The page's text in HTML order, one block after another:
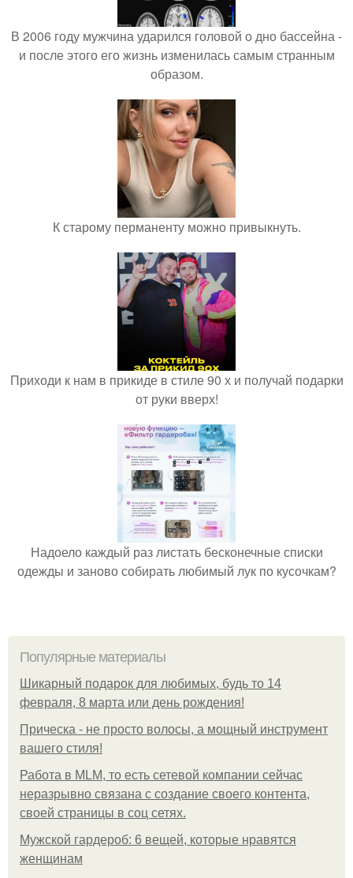
В 2006 году мужчина ударился головой о дно бассейна -
и после этого его жизнь изменилась самым странным
образом.
К старому перманенту можно привыкнуть.
Приходи к нам в прикиде в стиле 90 х и получай подарки
от руки вверх!
Надоело каждый раз листать бесконечные списки
одежды и заново собирать любимый лук по кусочкам?
Популярные материалы
Шикарный подарок для любимых, будь то 14
февраля, 8 марта или день рождения!
Прическа - не просто волосы, а мощный инструмент
вашего стиля!
Работа в MLM, то есть сетевой компании сейчас
неразрывно связана с создание своего контента,
своей страницы в соц сетях.
Мужской гардероб: 6 вещей, которые нравятся
женщинам